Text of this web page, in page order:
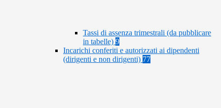
Tassi di assenza trimestrali (da pubblicare
in tabelle) 9
Incarichi conferiti e autorizzati ai dipendenti
(dirigenti e non dirigenti) 77